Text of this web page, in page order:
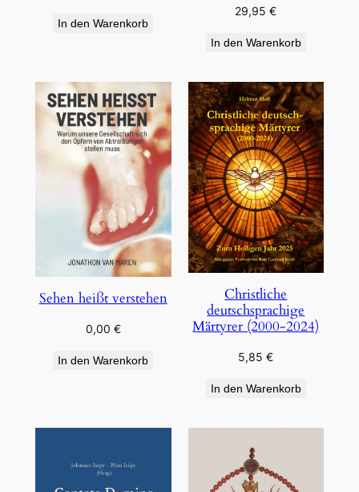
In den Warenkorb
29,95€
In den Warenkorb
Sehen heißt verstehen
0,00 €
In den Warenkorb
Christliche
deutschsprachige
Märtyrer (2000-2024)
5,85€
In den Warenkorb